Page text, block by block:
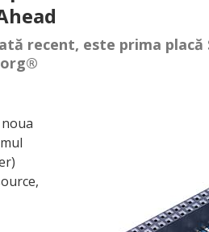
recent, este prima placă